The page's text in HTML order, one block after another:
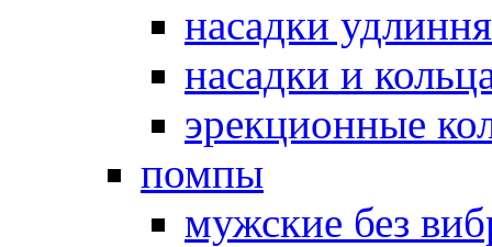
насадки
насадки и
эрекционные
помпы
мужские без